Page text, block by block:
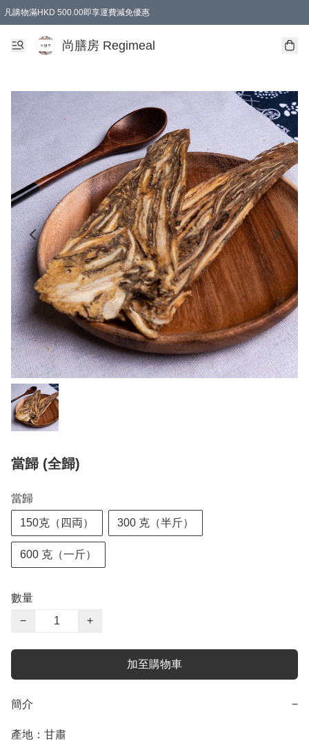
凡購物滿HKD 500.00即享運費減免優惠
尚膳房 Regimeal
當歸 (全歸)
當歸
150克（四両） 300 克（半斤）
600 克（一斤）
數量
−
+
加至購物車
簡介 −
產地：甘肅